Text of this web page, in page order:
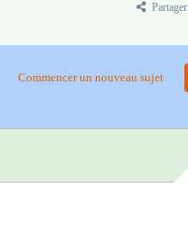
Partager
Commencer un nouveau sujet